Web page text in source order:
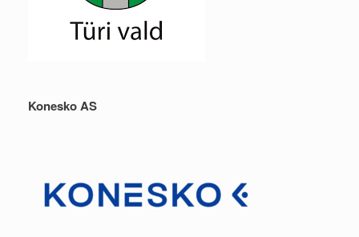
Konesko AS